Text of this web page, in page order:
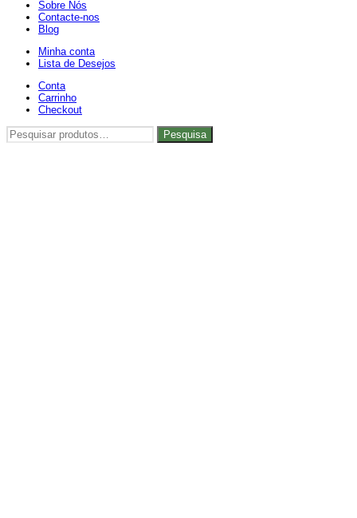
Sobre Nós
Contacte-nos
Blog
Minha conta
Lista de Desejos
Conta
Carrinho
Checkout
Pesquisar
por:
Pesquisa